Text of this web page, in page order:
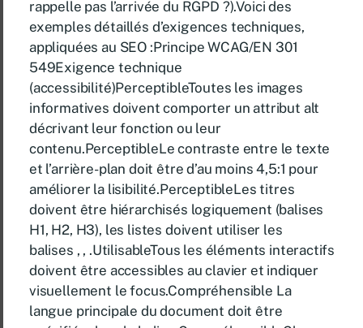
rappelle pas l’arrivée du RGPD ?).Voici des
exemples détaillés d’exigences techniques,
appliquées au SEO :Principe WCAG/EN 301
549Exigence technique
(accessibilité)PerceptibleToutes les images
informatives doivent comporter un attribut alt
décrivant leur fonction ou leur
contenu.PerceptibleLe contraste entre le texte
et l’arrière-plan doit être d’au moins 4,5:1 pour
améliorer la lisibilité.PerceptibleLes titres
doivent être hiérarchisés logiquement (balises
H1, H2, H3), les listes doivent utiliser les
balises , , .UtilisableTous les éléments interactifs
doivent être accessibles au clavier et indiquer
visuellement le focus.Compréhensible La
langue principale du document doit être